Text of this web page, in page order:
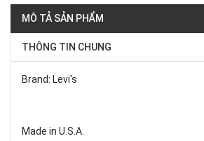
MÔ TẢ SẢN PHẨM
THÔNG TIN CHUNG
Brand: Levi's
Made in U.S.A.